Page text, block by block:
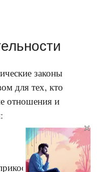
законы
для тех, кто
отношения и
у вас с
×